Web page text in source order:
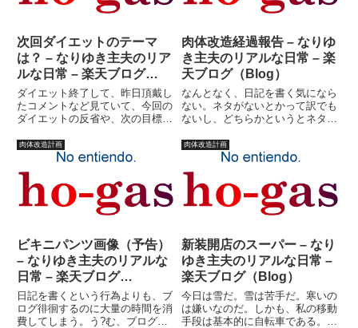
次回ダイエットのテーマ
は？ – なりゆき主夫のリア
ルな日常 – 楽天ブログ
（Blog）
ダイエット終了して、昨日頂戴し
たコメントなど見ていて、今回の
ダイエットの反省や、次の目標な
のダイエットは、「とりあえずカ
ッコよくなる」という曖昧なテー
マで始めました。しかし、実際に
は曖昧ながら数値にとりつかれ
て...
肉体改造経過報告 – なりゆ
き主夫のリアルな日常 – 楽
天ブログ（Blog）
なんとなく、日記を書く気になら
ない。ネタがないとかって訳でも
ないし、どちらかというとネタが
いる状態？筋トレのせいで体内の
乳酸が多くなりすぎているのかも
しれない。意味がわからん！と思
う人はこちらをクリック！そろ
そ...
肉体改造計画
ビキニパンツ画像（予告）
– なりゆき主夫のリアルな
日常 – 楽天ブログ
（Blog）
日記を書くという行為よりも、ブ
ログ徘徊するのに大量の時間を消
費してしまう。う?む、ブログ依
肉体改造計画
新装開店のスーパー – なり
ゆき主夫のリアルな日常 –
楽天ブログ（Blog）
今日は雪だ。雪は苦手だ。寒いの
は嫌いなのだ。しかも、私の移動
手段は基本的に自転車である。滑